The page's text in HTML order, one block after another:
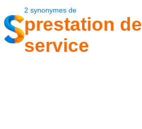
2 synonymes de
prestation de
service